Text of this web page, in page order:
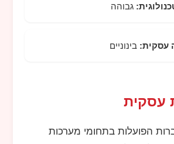
גבוהה
עסקית:בינוניים
עסקית
הפועלות בתחומי מערכות